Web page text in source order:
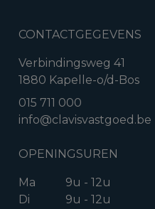
CONTACTGEGEVENS
Verbindingsweg 41
1880 Kapelle-o/d-Bos
015 711 000
info@clavisvastgoed.be
OPENINGSUREN
Ma 9u - 12u
Di
9u - 12u